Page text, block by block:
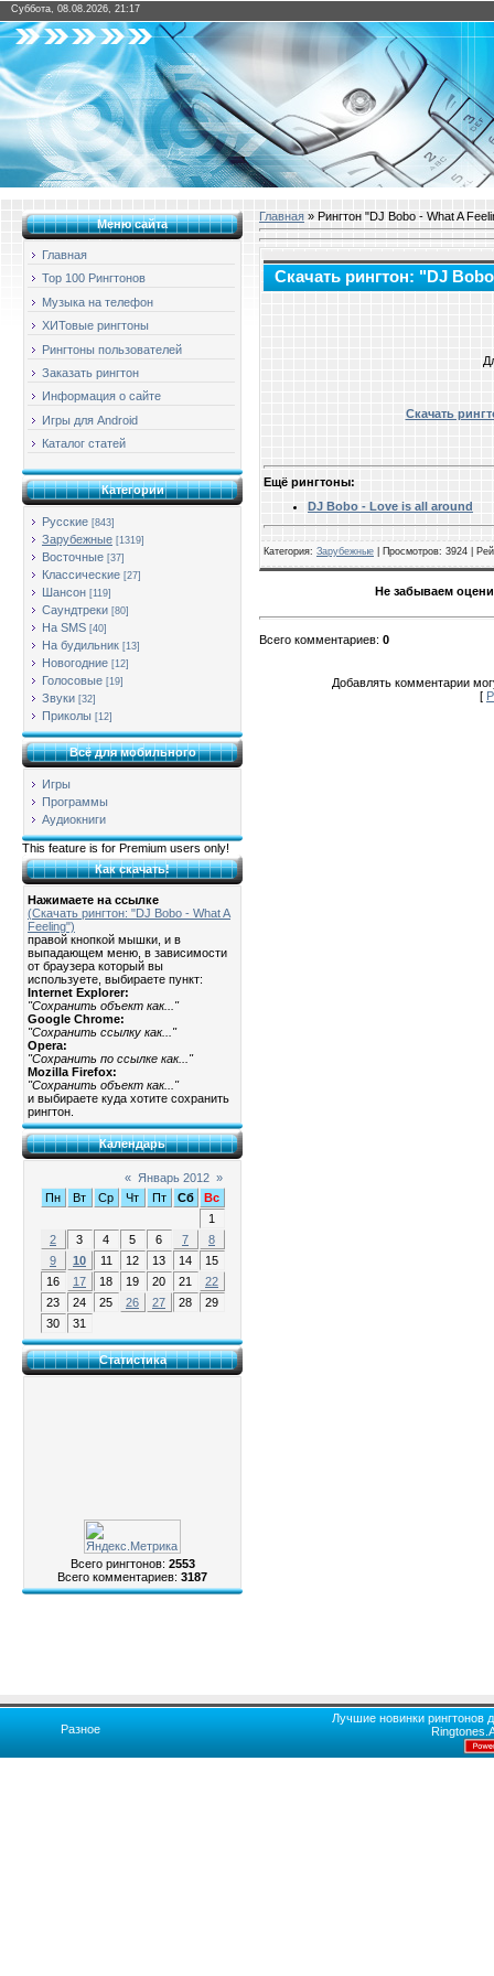
Суббота, 08.08.2026, 21:17
Меню сайта
Главная
Top 100 Рингтонов
Музыка на телефон
ХИТовые рингтоны
Рингтоны пользователей
Заказать рингтон
Информация о сайте
Игры для Android
Каталог статей
Категории
Русские [843]
Зарубежные [1319]
Восточные [37]
Классические [27]
Шансон [119]
Саундтреки [80]
На SMS [40]
На будильник [13]
Новогодние [12]
Голосовые [19]
Звуки [32]
Приколы [12]
Всё для мобильного
Игры
Программы
Аудиокниги
This feature is for Premium users only!
Как скачать!
Нажимаете на ссылке
(Скачать рингтон: "DJ Bobo - What A
Feeling")
правой кнопкой мышки, и в
выпадающем меню, в зависимости
от браузера который вы
используете, выбираете пункт:
Internet Explorer:
"Сохранить объект как..."
Google Chrome:
"Сохранить ссылку как..."
Opera:
"Сохранить по ссылке как..."
Mozilla Firefox:
"Сохранить объект как..."
и выбираете куда хотите сохранить
рингтон.
Календарь
« Январь 2012 »
Пн
Вт Ср Чт Пт Сб
Вс
1
2
3 4 5 6 7
8
9
10 11 12 13 14
15
16
17 18 19 20 21
22
23
24 25 26 27 28
29
30
31
Статистика
Всего рингтонов: 2553
Всего комментариев: 3187
Главная » Рингтон "DJ Bobo - What A
Скачать рингтон: "DJ
Скачать
Ещё рингтоны:
DJ Bobo - Love is all around
Категория: Зарубежные Просмотров: 3924 |
Не забываем
Всего комментариев: 0
Добавлять комментарии
[
Разное
Лучшие новинки рингтонов